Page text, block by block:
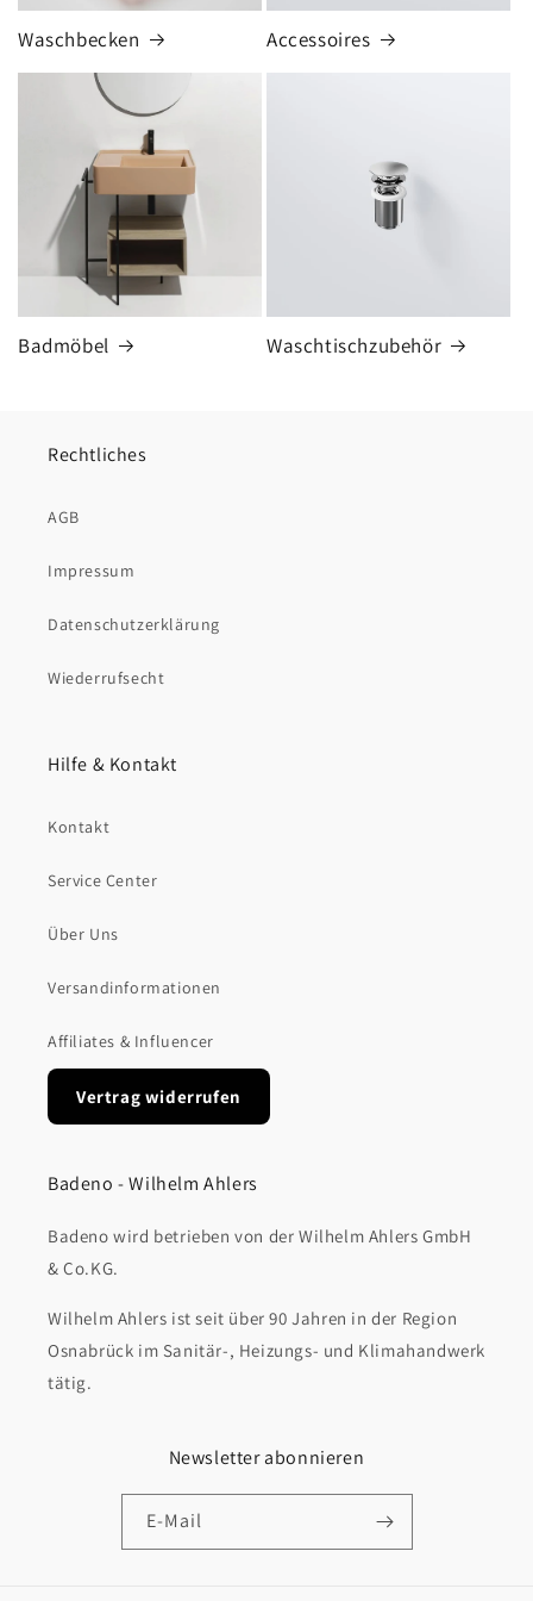
Waschbecken Accessoires
Badmöbel Waschtischzubehör
Rechtliches
AGB
Impressum
Datenschutzerklärung
Wiederrufsecht
Hilfe & Kontakt
Kontakt
Service Center
Über Uns
Versandinformationen
Affiliates & Influencer
Vertrag widerrufen
Badeno - Wilhelm Ahlers
Badeno wird betrieben von der Wilhelm Ahlers GmbH
& Co.KG.
Wilhelm Ahlers ist seit über 90 Jahren in der Region
Osnabrück im Sanitär-, Heizungs- und Klimahandwerk
tätig.
Newsletter abonnieren
E-Mail